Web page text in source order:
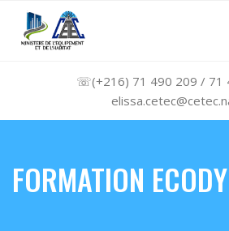
☏(+216) 71 490 209 / 71
FORMATION